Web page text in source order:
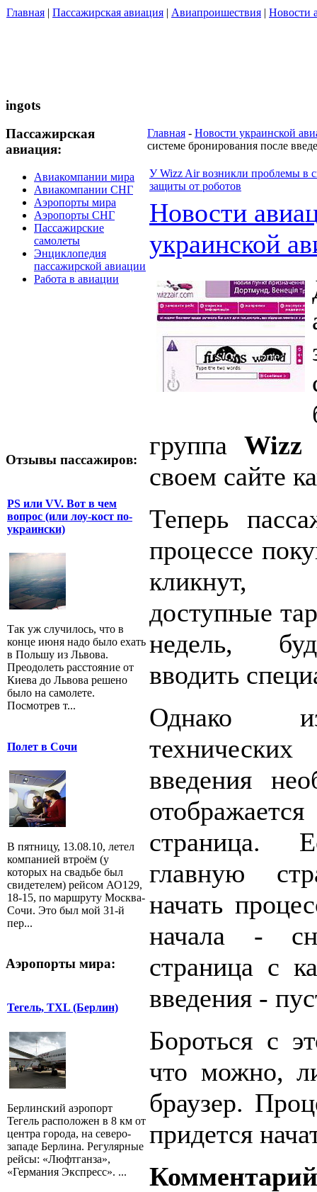
Главная | Пассажирская авиация | Авиапроишествия | Новости
ingots
Пассажирская
авиация:
Авиакомпании мира
Авиакомпании СНГ
Аэропорты мира
Аэропорты СНГ
Пассажирские
самолеты
Энциклопедия
пассажирской авиации
Работа в авиации
Отзывы пассажиров:
PS или VV. Вот в чем
вопрос (или лоу-кост по-
украински)
Так уж случилось, что в
конце июня надо было ехать
в Польшу из Львова.
Преодолеть расстояние от
Киева до Львова решено
было на самолете.
Посмотрев т...
Полет в Сочи
В пятницу, 13.08.10, летел
компанией втроём (у
которых на свадьбе был
свидетелем) рейсом АО129,
18-15, по маршруту Москва-
Сочи. Это был мой 31-й
пер...
Аэропорты мира:
Тегель, TXL (Берлин)
Берлинский аэропорт
Тегель расположен в 8 км от
центра города, на северо-
западе Берлина. Регулярные
рейсы: «Люфтганза»,
«Германия Экспресс». ...
Главная - Новости украинской
системе бронирования после
У Wizz Air возникли проблемы в
защиты от роботов
Новости
украинской
группа
своем сайте
Теперь
процессе
кликнут,
доступные
недель,
вводить
Однако
введения
страница.
главную
начать
начала -
страница с
введения -
Бороться с
что можно,
браузер.
придется